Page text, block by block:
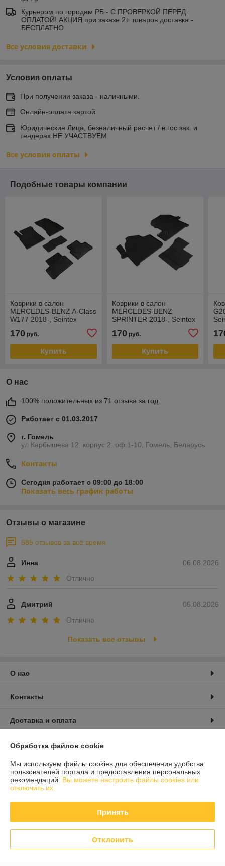
Курьером по городам РБ - С ПРОВЕРКОЙ ПЕРЕД
ОПЛАТОЙ! АКЦИЯ при заказе 2+ товаров доставка -
БЕСПЛАТНО
Все условия доставки
Условия оплаты
При получении заказа - наличными.
Онлайн-оплата картой
Юридические Лица, безналичный расчет / в гос.зак. и
тендерах НЕ УЧАСТВУЕМ
Все условия оплаты
Подобные товары компании
Коврики в салон
MERCEDES-BENZ A-Сlass
W177 2018-, Seintex
170 руб.
Купить
Коврики в салон
MERCEDES-BENZ
SPRINTER 2018-, Seintex
170руб.
Купить
О нас
100% положительных из 71 отзыва за год
Работает с 01.03.2017
г. Гомель
ул Карбышева 12, корпус 2, оф.1-10, Гомель, Беларусь
Контакты
Сегодня работает с 09:00 до 18:00
Показать весь график работы
Отзывы о магазине
585 отзывов за всё время
06.08.2026
Инна
Отлично
05.08.2026
Дмитрий
Отлично
Показать все отзывы
О нас
Контакты
Доставка и оплата
График работы
Полная версия сайта
Политика обработки cookies
Сайт создан на платформе Deal.by
Обработка файлов cookie
Мы используем файлы cookies для обеспечения удобства
пользователей портала и предоставления персональных
рекомендаций. Вы можете настроить файлы cookies или
отключить их.
Принять
Отклонить